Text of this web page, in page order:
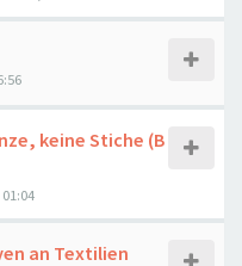
keine Stiche (B
an Textilien